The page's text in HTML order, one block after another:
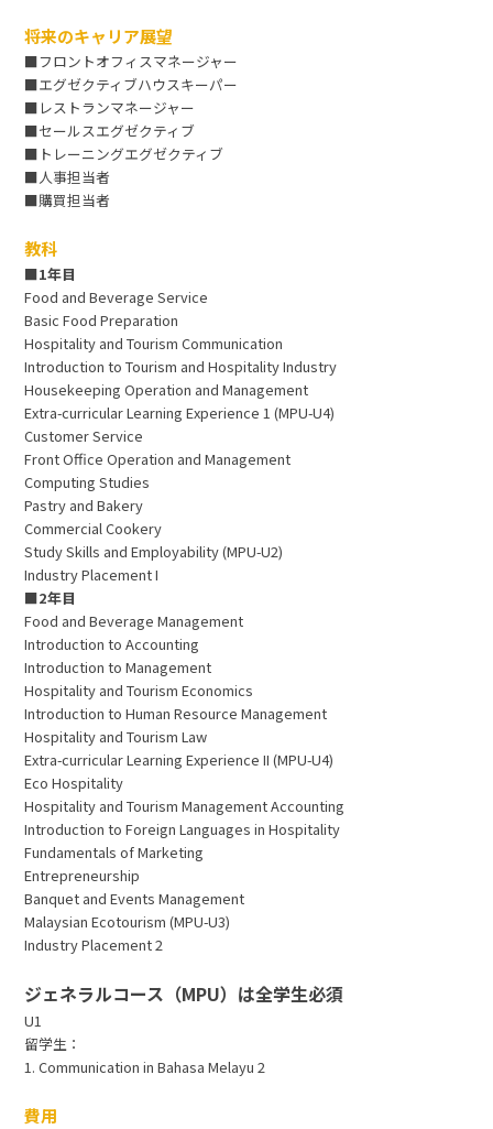
将来のキャリア展望
■フロントオフィスマネージャー
■エグゼクティブハウスキーパー
■レストランマネージャー
■セールスエグゼクティブ
■トレーニングエグゼクティブ
■人事担当者
■購買担当者
教科
■1年目
Food and Beverage Service
Basic Food Preparation
Hospitality and Tourism Communication
Introduction to Tourism and Hospitality Industry
Housekeeping Operation and Management
Extra-curricular Learning Experience 1 (MPU-U4)
Customer Service
Front Office Operation and Management
Computing Studies
Pastry and Bakery
Commercial Cookery
Study Skills and Employability (MPU-U2)
Industry Placement I
■2年目
Food and Beverage Management
Introduction to Accounting
Introduction to Management
Hospitality and Tourism Economics
Introduction to Human Resource Management
Hospitality and Tourism Law
Extra-curricular Learning Experience II (MPU-U4)
Eco Hospitality
Hospitality and Tourism Management Accounting
Introduction to Foreign Languages in Hospitality
Fundamentals of Marketing
Entrepreneurship
Banquet and Events Management
Malaysian Ecotourism (MPU-U3)
Industry Placement 2
ジェネラルコース（MPU）は全学生必須
U1
留学生：
1. Communication in Bahasa Melayu 2
費用